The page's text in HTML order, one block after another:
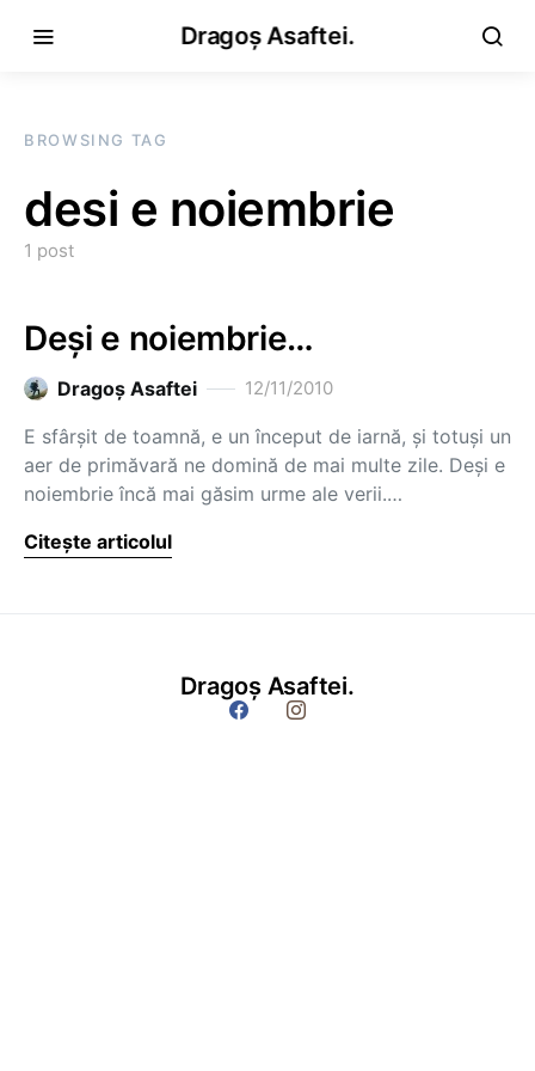
Dragoș Asaftei.
BROWSING TAG
desi e noiembrie
1 post
Deşi e noiembrie…
Dragoş Asaftei 12/11/2010
E sfârşit de toamnă, e un început de iarnă, şi totuşi un
aer de primăvară ne domină de mai multe zile. Deşi e
noiembrie încă mai găsim urme ale verii.…
Citește articolul
Dragoș Asaftei.